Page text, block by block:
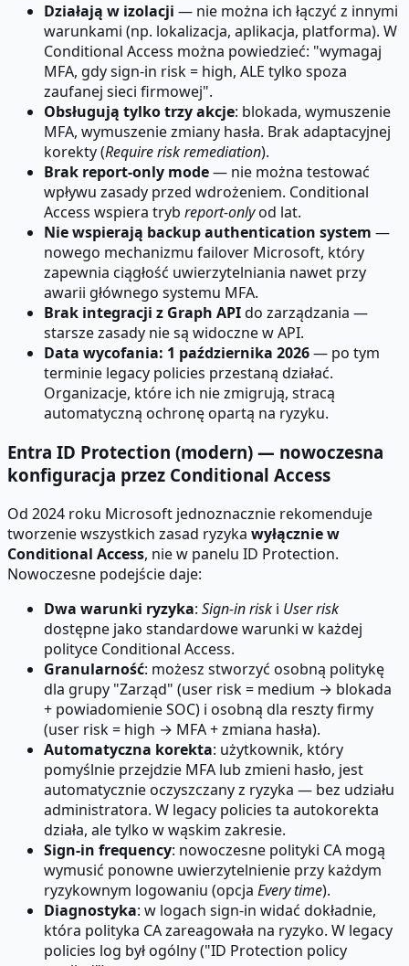
Działają w izolacji — nie można ich łączyć z innymi
warunkami (np. lokalizacja, aplikacja, platforma). W
Conditional Access można powiedzieć: "wymagaj
MFA, gdy sign-in risk = high, ALE tylko spoza
zaufanej sieci firmowej".
Obsługują tylko trzy akcje: blokada, wymuszenie
MFA, wymuszenie zmiany hasła. Brak adaptacyjnej
korekty (Require risk remediation).
Brak report-only mode— nie można testować
wpływu zasady przed wdrożeniem. Conditional
Access wspiera tryb report-onlyod lat.
Nie wspierają backup authentication system —
nowego mechanizmu failover Microsoft, który
zapewnia ciągłość uwierzytelniania nawet przy
awarii głównego systemu MFA.
Brak integracji z Graph APIdo zarządzania —
starsze zasady nie są widoczne w API.
Data wycofania: 1 października 2026— po tym
terminie legacy policies przestaną działać.
Organizacje, które ich nie zmigrują, stracą
automatyczną ochronę opartą na ryzyku.
Entra ID Protection (modern) — nowoczesna
konfiguracja przez Conditional Access
Od 2024 roku Microsoft jednoznacznie rekomenduje
tworzenie wszystkich zasad ryzyka wyłącznie w
Conditional Access, nie w panelu ID Protection.
Nowoczesne podejście daje:
Dwa warunki ryzyka: Sign-in risk i User risk
dostępne jako standardowe warunki w każdej
polityce Conditional Access.
Granularność: możesz stworzyć osobną politykę
dla grupy "Zarząd" (user risk = medium → blokada
+ powiadomienie SOC) i osobną dla reszty firmy
(user risk = high → MFA + zmiana hasła).
Automatyczna korekta: użytkownik, który
pomyślnie przejdzie MFA lub zmieni hasło, jest
automatycznie oczyszczany z ryzyka — bez udziału
administratora. W legacy policies ta autokorekta
działa, ale tylko w wąskim zakresie.
Sign-in frequency: nowoczesne polityki CA mogą
wymusić ponowne uwierzytelnienie przy każdym
ryzykownym logowaniu (opcja Every time).
Diagnostyka: w logach sign-in widać dokładnie,
która polityka CA zareagowała na ryzyko. W legacy
policies log był ogólny ("ID Protection policy